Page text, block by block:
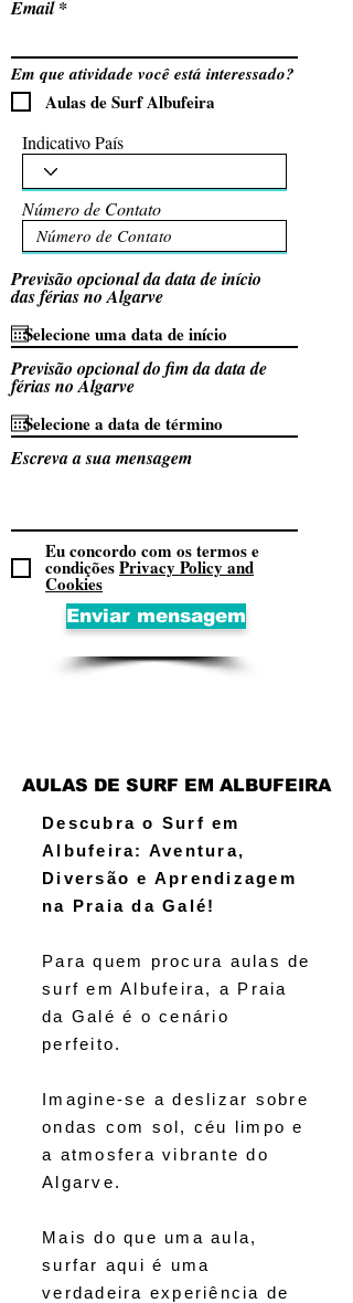
Email
Em que atividade você está interessado?
Aulas de Surf Albufeira
Indicativo País
Número de Contato
Previsão opcional da data de início
das férias no Algarve
Previsão opcional do fim da data de
férias no Algarve
Escreva a sua mensagem
Eu concordo com os termos e
condiçõesPrivacy Policy and
Cookies
Enviar mensagem
AULAS DE SURF EM ALBUFEIRA
Descubra o Surf em
Albufeira: Aventura,
Diversão e Aprendizagem
na Praia da Galé!
Para quem procura aulas de
surf em Albufeira, a Praia
da Galé é o cenário
perfeito.
Imagine-se a deslizar sobre
ondas com sol, céu limpo e
a atmosfera vibrante do
Algarve.
Mais do que uma aula,
surfar aqui é uma
verdadeira experiência de